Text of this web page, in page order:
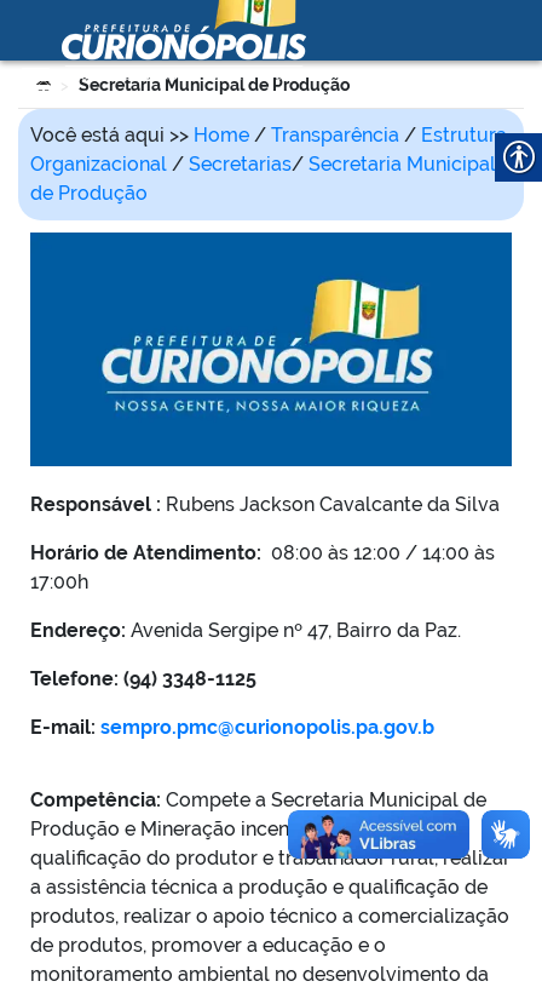
Ir para o conteúdo
Prefeitura Municipal de
Curionópolis
portal
Você está aqui:
> Secretaria Municipal de Produção
Você está aqui >> Home / Transparência / Estrutura
Organizacional / Secretarias/ Secretaria Municipal
de Produção
Responsável : Rubens Jackson Cavalcante da Silva
Horário de Atendimento: 08:00 às 12:00 / 14:00 às
17:00h
Endereço: Avenida Sergipe nº 47, Bairro da Paz.
Telefone: (94) 3348-1125
E-mail: sempro.pmc@curionopolis.pa.gov.b
Competência: Compete a Secretaria Municipal de
Produção e Mineração incentivar e promover a
qualificação do produtor e trabalhador rural, realizar
a assistência técnica a produção e qualificação de
produtos, realizar o apoio técnico a comercialização
de produtos, promover a educação e o
monitoramento ambiental no desenvolvimento da